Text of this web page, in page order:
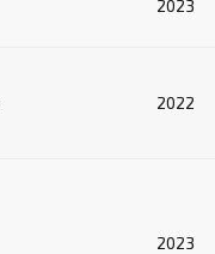
2023
2022
2023